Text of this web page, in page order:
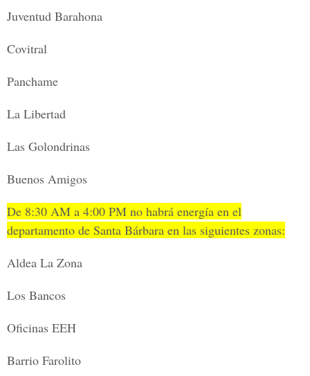
Juventud Barahona
Covitral
Panchame
La Libertad
Las Golondrinas
Buenos Amigos
De 8:30 AM a 4:00 PM no habrá energía en el
departamento de Santa Bárbara en las siguientes zonas:
Aldea La Zona
Los Bancos
Oficinas EEH
Barrio Farolito